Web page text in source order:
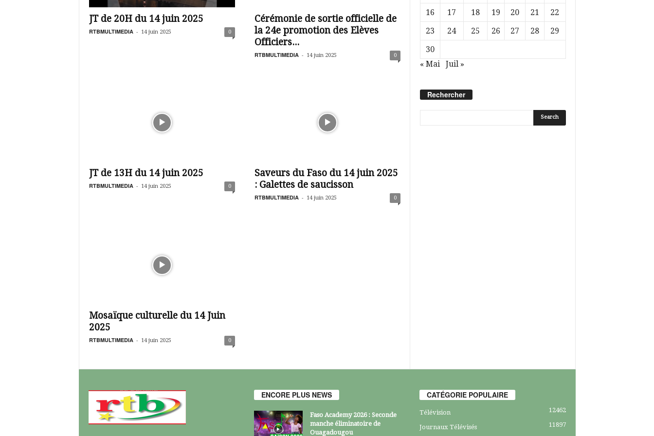
JT de 20H du 14 juin 2025
RTBMULTIMEDIA - 14 juin 2025 0
Cérémonie de sortie officielle de
la 24e promotion des Elèves
Officiers...
RTBMULTIMEDIA - 14 juin 2025 0
JT de 13H du 14 juin 2025
RTBMULTIMEDIA - 14 juin 2025 0
Saveurs du Faso du 14 juin 2025
: Galettes de saucisson
RTBMULTIMEDIA - 14 juin 2025 0
Mosaïque culturelle du 14 Juin
2025
RTBMULTIMEDIA - 14 juin 2025 0
16
17 18 19 20 21
22
23
24 25 26 27 28
29
30
« Mai
Juil »
Rechercher
ENCORE PLUS NEWS
Faso Academy 2026 : Seconde
manche éliminatoire de
Ouagadougou
CATÉGORIE POPULAIRE
Télévision 12462
Journaux Télévisés
11897